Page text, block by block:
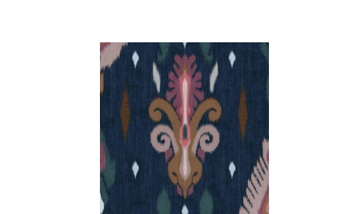
Papel pintado de inspiración floral en tonos lavandas.
Tejedores de la ila de Sumba que se inspiran en los arrecifes de
coral de Indonesia.